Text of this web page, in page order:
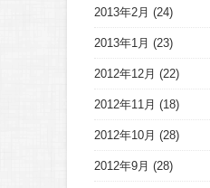
2013年2月 (24)
2013年1月 (23)
2012年12月 (22)
2012年11月 (18)
2012年10月 (28)
2012年9月 (28)